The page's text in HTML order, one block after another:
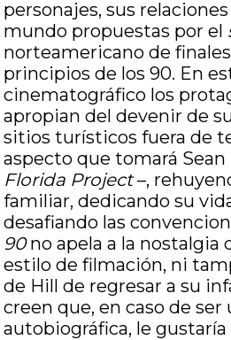
personajes, sus
mundo propuestas por el
norteamericano de
principios de los 90. En
cinematográfico los
apropian del devenir de
sitios turísticos fuera de
aspecto que tomará Sean
Florida Project–,
familiar, dedicando su
desafiando las
90no apela a la nostalgia
estilo de filmación, ni
de Hill de regresar a su
creen que, en caso de
autobiográfica, le